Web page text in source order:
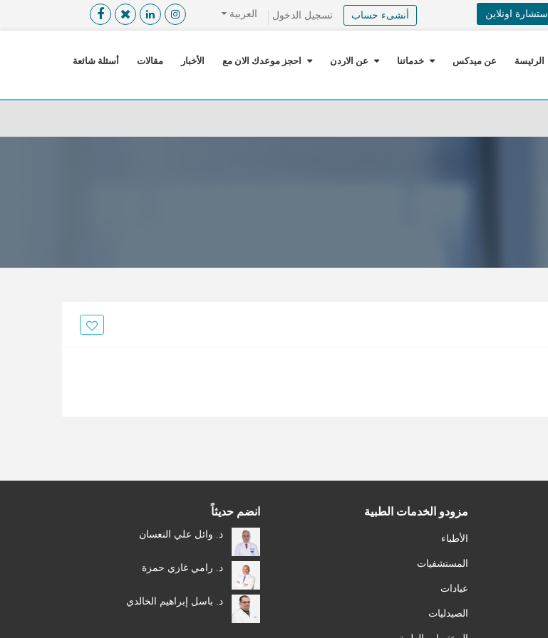
القائمة X
العربية تسجيل الدخول استشارة اونلاين أنشىء حساب
الرئيسة عن ميدكس خدماتنا عن الاردن احجز موعدك الان مع الأخبار مقالات أسئلة شائعة
مزودو الخدمات الطبية
الأطباء
المستشفيات
عيادات
الصيدليات
انضم حديثاً
د. وائل علي النعسان
د. رامي غازي حمزة
د. باسل إبراهيم الخالدي